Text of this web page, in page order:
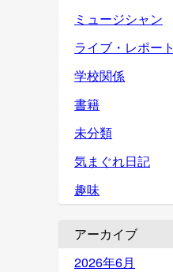
ミュージシャン
ライブ・レポート
学校関係
書籍
未分類
気まぐれ日記
趣味
アーカイブ
2026年6月